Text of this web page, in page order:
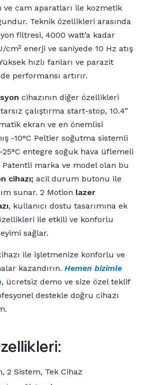
ve cam aparatları ile kozmetik
Teknik özellikleri arasında
filtresi, 4000 watt’a kadar
cm² enerji ve saniyede 10 Hz atış
hızlı fanları ve parazit
performansı artırır.
cihazının diğer özellikleri
çalıştırma start-stop, 10.4”
ekran ve en önemlisi
-10°C Peltier soğutma sistemli
25°C entegre soğuk hava üflemeli
Patentli marka ve model olan bu
cihazı; acil durum butonu ile
sunar. 2 Motion lazer
, kullanıcı dostu tasarımına ek
ile etkili ve konforlu
sağlar.
ile işletmenize konforlu ve
kazandırın. Hemen bizimle
, ücretsiz demo ve size özel teklif
destekle doğru cihazı
2 Sistem, Tek Cihaz